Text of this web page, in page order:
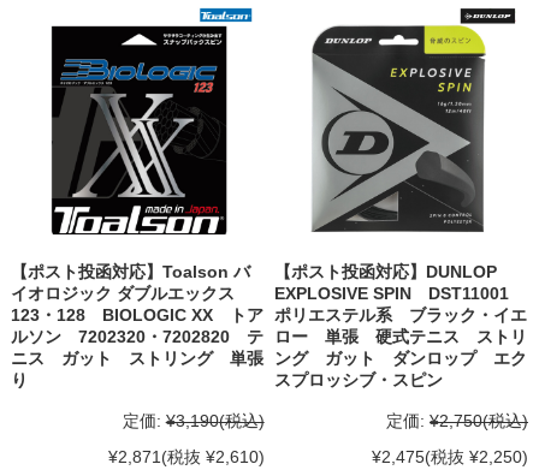
【ポスト投函対応】Toalson バ
イオロジック ダブルエックス
123・128 BIOLOGIC XX トア
ルソン 7202320・7202820 テ
ニス ガット ストリング 単張
り
定価: ¥3,190(税込)
¥2,871 (税抜 ¥2,610)
【ポスト投函対応】DUNLOP
EXPLOSIVE SPIN DST11001
ポリエステル系 ブラック・イエ
ロー 単張 硬式テニス ストリ
ング ガット ダンロップ エク
スプロッシブ・スピン
定価: ¥2,750(税込)
¥2,475(税抜 ¥2,250)